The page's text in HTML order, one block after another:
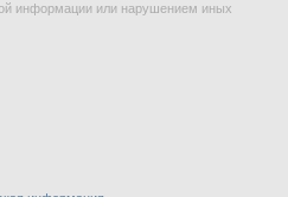
информации или нарушением иных